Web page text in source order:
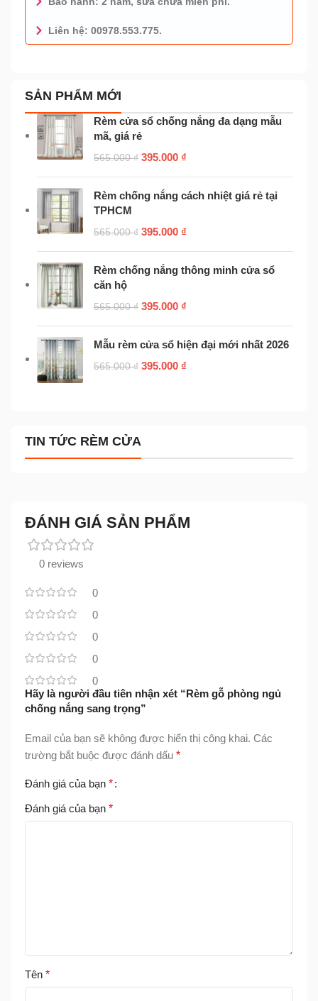
Liên hệ: 00978.553.775.
0978.553.775 - TƯ VẤN MIỄN PHÍ
SẢN PHẨM MỚI
Rèm cửa sổ chống nắng đa dạng mẫu
mã, giá rẻ
565.000₫ 395.000 ₫
Rèm chống nắng cách nhiệt giá rẻ tại
TPHCM
565.000₫ 395.000 ₫
Rèm chống nắng thông minh cửa sổ
căn hộ
565.000₫ 395.000 ₫
Mẫu rèm cửa sổ hiện đại mới nhất 2026
565.000₫ 395.000 ₫
TIN TỨC RÈM CỬA
ĐÁNH GIÁ SẢN PHẨM
0 reviews
0
0
0
0
0
Hãy là người đầu tiên nhận xét “Rèm gỗ phòng ngủ
chống nắng sang trọng”
Email của bạn sẽ không được hiển thị công khai. Các
trường bắt buộc được đánh dấu *
Đánh giá của bạn *
Đánh giá của bạn *
Tên *